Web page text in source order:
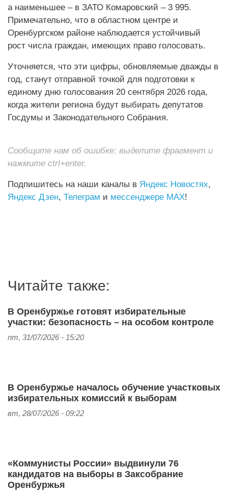
а наименьшее – в ЗАТО Комаровский – 3 995.
Примечательно, что в областном центре и
Оренбургском районе наблюдается устойчивый
рост числа граждан, имеющих право голосовать.
Уточняется, что эти цифры, обновляемые дважды в
год, станут отправной точкой для подготовки к
единому дню голосования 20 сентября 2026 года,
когда жители региона будут выбирать депутатов
Госдумы и Законодательного Собрания.
Сообщите нам об ошибке: выделите фрагмент и
нажмите ctrl+enter.
Подпишитесь на наши каналы в Яндекс Новостях,
Яндекс Дзен, Телеграм и мессенджере MAX!
Читайте также:
В Оренбуржье готовят избирательные
участки: безопасность – на особом контроле
пт, 31/07/2026 - 15:20
В Оренбуржье началось обучение участковых
избирательных комиссий к выборам
вт, 28/07/2026 - 09:22
«Коммунисты России» выдвинули 76
кандидатов на выборы в Заксобрание
Оренбуржья